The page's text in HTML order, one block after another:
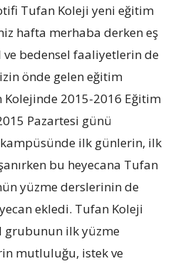
Tufan Koleji yeni eğitim
hafta merhaba derken eş
ve bedensel faaliyetlerin de
önde gelen eğitim
2015-2016 Eğitim
Pazartesi günü
kampüsünde ilk günlerin, ilk
bu heyecana Tufan
yüzme derslerinin de
ekledi. Tufan Koleji
grubunun ilk yüzme
mutluluğu, istek ve